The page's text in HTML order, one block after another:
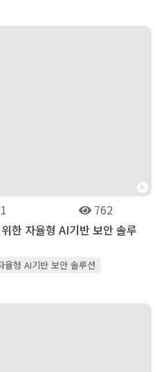
1
762
한 자율형 AI기반 보안 솔루
율형 AI기반 보안 솔루션